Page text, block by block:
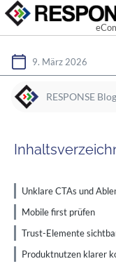
9. März 2026
RESPONSE
Unklare CTAs und
Mobile first prüfen
Trust-Elemente
Produktnutzen klarer